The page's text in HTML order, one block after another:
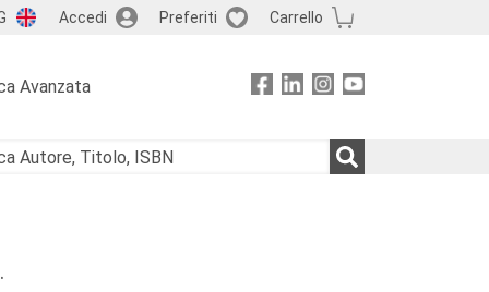
Accedi Preferiti Carrello
Avanzata